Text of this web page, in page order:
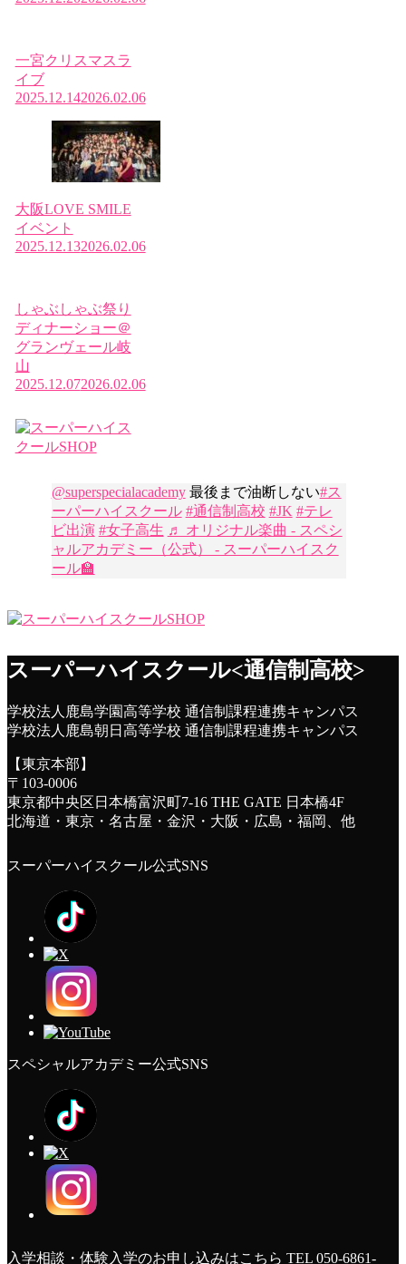
一宮クリスマスラ
イブ
2025.12.142026.02.06
大阪LOVE SMILE
イベント
2025.12.132026.02.06
しゃぶしゃぶ祭り
ディナーショー＠
グランヴェール岐
山
2025.12.072026.02.06
@superspecialacademy最後まで油断しない#ス
ーパーハイスクール #通信制高校 #JK #テレ
ビ出演 #女子高生 ♬ オリジナル楽曲 - スペシ
ャルアカデミー（公式） - スーパーハイスク
ール🏫
スーパーハイスクール<通信制高校>
学校法人鹿島学園高等学校 通信制課程連携キャンパス
学校法人鹿島朝日高等学校 通信制課程連携キャンパス
【東京本部】
〒103-0006
東京都中央区日本橋富沢町7-16 THE GATE 日本橋4F
北海道・東京・名古屋・金沢・大阪・広島・福岡、他
スーパーハイスクール公式SNS
スペシャルアカデミー公式SNS
入学相談・体験入学のお申し込みはこちら TEL 050-6861-